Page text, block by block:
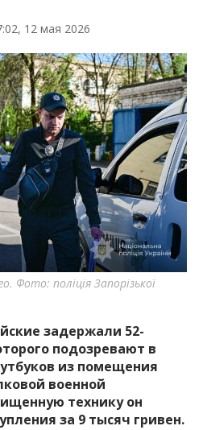
12 мая 2026
Фото: поліція Запорізької
задержали 52-
подозревают в
из помещения
военной
технику он
за 9 тысяч гривен.